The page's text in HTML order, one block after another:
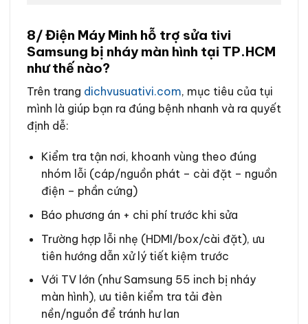
8/ Điện Máy Minh hỗ trợ sửa tivi
Samsung bị nháy màn hình tại TP.HCM
như thế nào?
Trên trang dichvusuativi.com, mục tiêu của tụi
mình là giúp bạn ra đúng bệnh nhanh và ra quyết
định dễ:
Kiểm tra tận nơi, khoanh vùng theo đúng
nhóm lỗi (cáp/nguồn phát – cài đặt – nguồn
điện – phần cứng)
Báo phương án + chi phí trước khi sửa
Trường hợp lỗi nhẹ (HDMI/box/cài đặt), ưu
tiên hướng dẫn xử lý tiết kiệm trước
Với TV lớn (như Samsung 55 inch bị nháy
màn hình), ưu tiên kiểm tra tải đèn
nền/nguồn để tránh hư lan